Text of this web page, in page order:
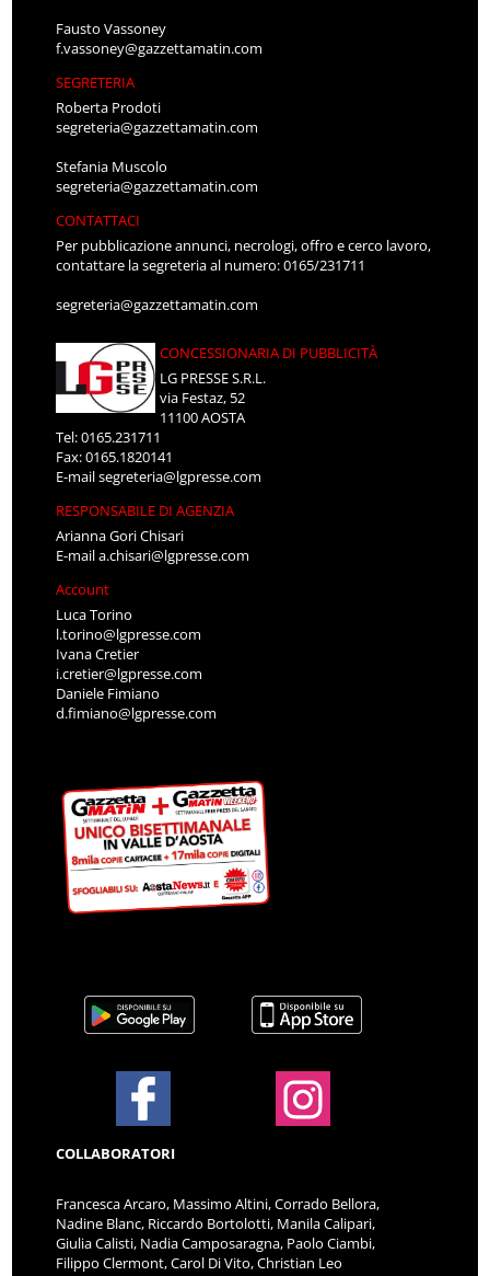
Fausto Vassoney
f.vassoney@gazzettamatin.com
SEGRETERIA
Roberta Prodoti
segreteria@gazzettamatin.com
Stefania Muscolo
segreteria@gazzettamatin.com
CONTATTACI
Per pubblicazione annunci, necrologi, offro e cerco lavoro,
contattare la segreteria al numero: 0165/231711
segreteria@gazzettamatin.com
CONCESSIONARIA DI PUBBLICITÀ
LG PRESSE S.R.L.
via Festaz, 52
11100 AOSTA
Tel: 0165.231711
Fax: 0165.1820141
E-mailsegreteria@lgpresse.com
RESPONSABILE DI AGENZIA
Arianna Gori Chisari
E-maila.chisari@lgpresse.com
Account
Luca Torino
l.torino@lgpresse.com
Ivana Cretier
i.cretier@lgpresse.com
Daniele Fimiano
d.fimiano@lgpresse.com
COLLABORATORI
Francesca Arcaro, Massimo Altini, Corrado Bellora,
Nadine Blanc, Riccardo Bortolotti, Manila Calipari,
Giulia Calisti, Nadia Camposaragna, Paolo Ciambi,
Filippo Clermont, Carol Di Vito, Christian Leo